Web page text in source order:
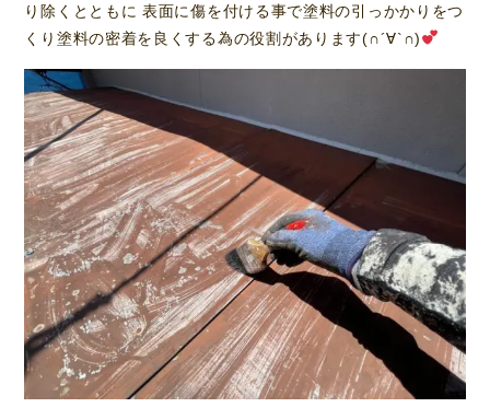
り除くとともに 表面に傷を付ける事で塗料の引っかかりをつ
くり塗料の密着を良くする為の役割があります(∩´∀`∩)